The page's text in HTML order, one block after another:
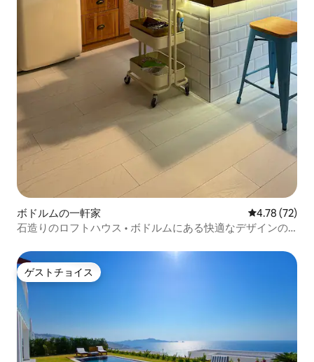
ボドルムの一軒家 レビュー72
4.78 (72)
石造りのロフトハウス • ボドルムにある快適なデザインの
ゲストチョイス
ゲストチョイス